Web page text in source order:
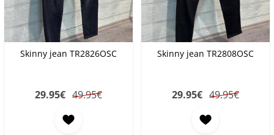
Skinny jean TR2826OSC
29.95€ 49.95€
Skinny jean TR2808OSC
29.95€ 49.95€